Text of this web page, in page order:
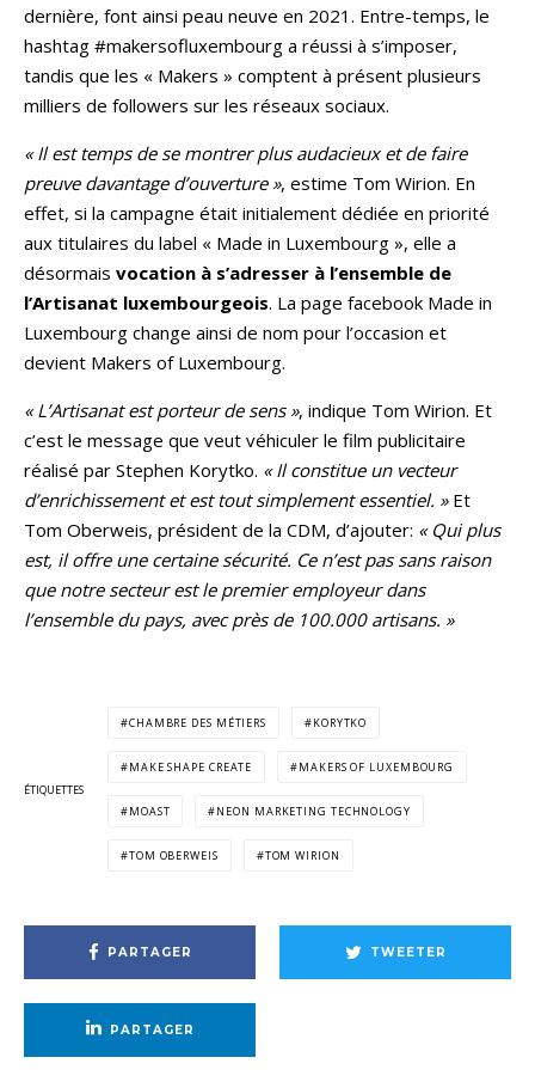
dernière, font ainsi peau neuve en 2021. Entre-temps, le
hashtag #makersofluxembourg a réussi à s’imposer,
tandis que les « Makers » comptent à présent plusieurs
milliers de followers sur les réseaux sociaux.
« Il est temps de se montrer plus audacieux et de faire
preuve davantage d’ouverture », estime Tom Wirion. En
effet, si la campagne était initialement dédiée en priorité
aux titulaires du label « Made in Luxembourg », elle a
désormais vocation à s’adresser à l’ensemble de
l’Artisanat luxembourgeois. La page facebook Made in
Luxembourg change ainsi de nom pour l’occasion et
devient Makers of Luxembourg.
« L’Artisanat est porteur de sens », indique Tom Wirion. Et
c’est le message que veut véhiculer le film publicitaire
réalisé par Stephen Korytko. « Il constitue un vecteur
d’enrichissement et est tout simplement essentiel. »Et
Tom Oberweis, président de la CDM, d’ajouter: « Qui plus
est, il offre une certaine sécurité. Ce n’est pas sans raison
que notre secteur est le premier employeur dans
l’ensemble du pays, avec près de 100.000 artisans. »
ÉTIQUETTES
CHAMBRE DES MÉTIERS KORYTKO
MAKE SHAPE CREATE MAKERS OF LUXEMBOURG
MOAST NEON MARKETING TECHNOLOGY
TOM OBERWEIS TOM WIRION
PARTAGER TWEETER
PARTAGER